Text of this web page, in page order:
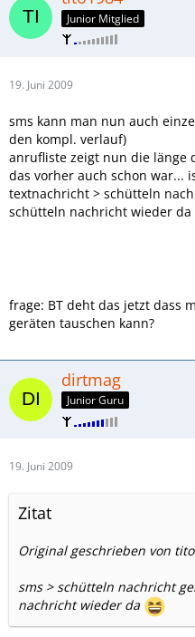
Junior Mitglied
19. Juni 2009
sms kann man nun auch
den kompl. verlauf)
anrufliste zeigt nun die länge
das vorher auch schon war...
textnachricht > schütteln
schütteln nachricht wieder da
frage: BT deht das jetzt dass
geräten tauschen kann?
dirtmag
Junior Guru
19. Juni 2009
Zitat
Original geschrieben von
sms > schütteln nachricht
nachricht wieder da